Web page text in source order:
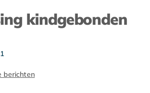
kindgebonden
berichten